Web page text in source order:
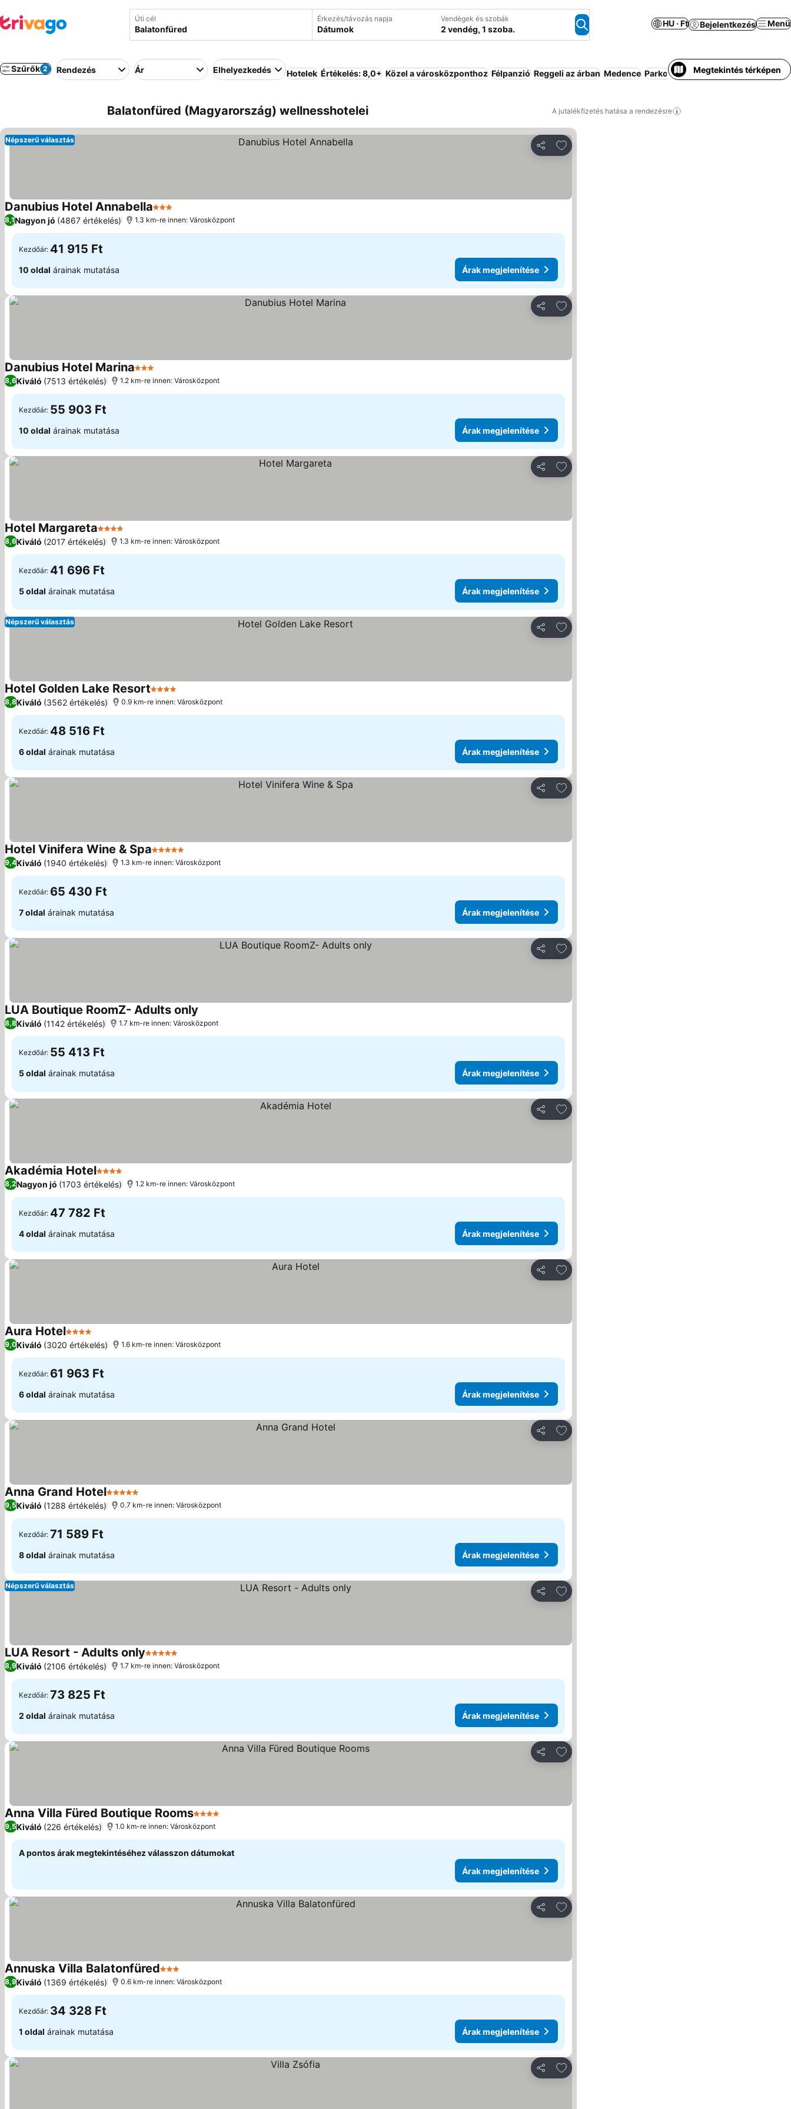
Úti cél Érkezés/távozás napja
Dátumok
Vendégek és szobák
2 vendég, 1 szoba.
HU · Ft Bejelentkezés Menü
Szűrők 2 Rendezés Ár Elhelyezkedés Hotelek Értékelés: 8,0+ Közel a városközponthoz Félpanzió Reggeli az árban Medence Parkoló Kiadó ház/apartman Strand
Megtekintés térképen
Balatonfüred (Magyarország) wellnesshotelei A jutalékfizetés hatása a rendezésre
Megosztás
Hozzáadás a kedvencekhez
Népszerű választás
Danubius Hotel Annabella3 Kategória
8,1Nagyon jó (4867 értékelés) 1.3 km-re innen: Városközpont
Kezdőár: 41 915 Ft
10 oldal árainak mutatása Árak megjelenítése
Megosztás
Hozzáadás a kedvencekhez
Danubius Hotel Marina3 Kategória
8,6Kiváló (7513 értékelés) 1.2 km-re innen: Városközpont
Kezdőár: 55 903 Ft
10 oldal árainak mutatása Árak megjelenítése
Megosztás
Hozzáadás a kedvencekhez
Hotel Margareta4 Kategória
8,6Kiváló (2017 értékelés) 1.3 km-re innen: Városközpont
Kezdőár: 41 696 Ft
5 oldal árainak mutatása Árak megjelenítése
Megosztás
Hozzáadás a kedvencekhez
Népszerű választás
Hotel Golden Lake Resort4 Kategória
8,8Kiváló (3562 értékelés) 0.9 km-re innen: Városközpont
Kezdőár: 48 516 Ft
6 oldal árainak mutatása Árak megjelenítése
Megosztás
Hozzáadás a kedvencekhez
Hotel Vinifera Wine & Spa5 Kategória
9,4Kiváló (1940 értékelés) 1.3 km-re innen: Városközpont
Kezdőár: 65 430 Ft
7 oldal árainak mutatása Árak megjelenítése
Megosztás
Hozzáadás a kedvencekhez
LUA Boutique RoomZ- Adults only
8,8Kiváló (1142 értékelés) 1.7 km-re innen: Városközpont
Kezdőár: 55 413 Ft
5 oldal árainak mutatása Árak megjelenítése
Megosztás
Hozzáadás a kedvencekhez
Akadémia Hotel4 Kategória
8,2Nagyon jó (1703 értékelés) 1.2 km-re innen: Városközpont
Kezdőár: 47 782 Ft
4 oldal árainak mutatása Árak megjelenítése
Megosztás
Hozzáadás a kedvencekhez
Aura Hotel4 Kategória
9,0Kiváló (3020 értékelés) 1.6 km-re innen: Városközpont
Kezdőár: 61 963 Ft
6 oldal árainak mutatása Árak megjelenítése
Megosztás
Hozzáadás a kedvencekhez
Anna Grand Hotel5 Kategória
9,5Kiváló (1288 értékelés) 0.7 km-re innen: Városközpont
Kezdőár: 71 589 Ft
8 oldal árainak mutatása Árak megjelenítése
Megosztás
Hozzáadás a kedvencekhez
Népszerű választás
LUA Resort - Adults only5 Kategória
8,9Kiváló (2106 értékelés) 1.7 km-re innen: Városközpont
Kezdőár: 73 825 Ft
2 oldal árainak mutatása Árak megjelenítése
Megosztás
Hozzáadás a kedvencekhez
Anna Villa Füred Boutique Rooms4 Kategória
9,5Kiváló (226 értékelés) 1.0 km-re innen: Városközpont
A pontos árak megtekintéséhez válasszon dátumokat
Árak megjelenítése
Megosztás
Hozzáadás a kedvencekhez
Annuska Villa Balatonfüred3 Kategória
8,9Kiváló (1369 értékelés) 0.6 km-re innen: Városközpont
Kezdőár: 34 328 Ft
1 oldal árainak mutatása Árak megjelenítése
Megosztás
Hozzáadás a kedvencekhez